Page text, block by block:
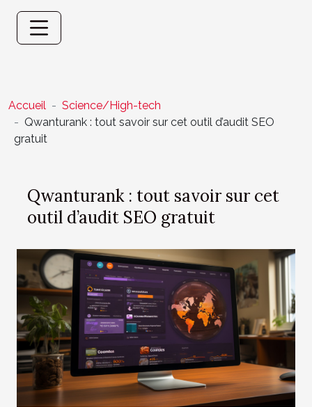
Accueil
Science/High-tech
Qwanturank : tout savoir sur cet outil d’audit SEO
gratuit
Qwanturank : tout savoir sur cet
outil d’audit SEO gratuit